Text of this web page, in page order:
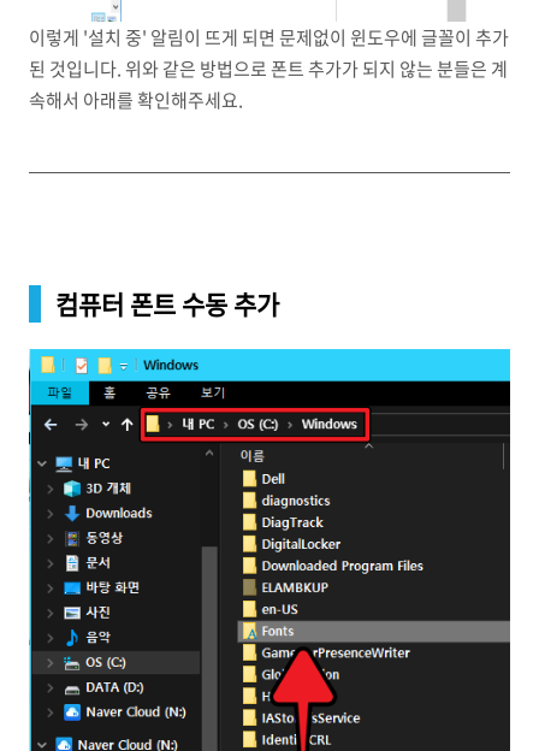
이렇게 '설치 중' 알림이 뜨게 되면 문제없이 윈도우에 글꼴이 추가
된 것입니다. 위와 같은 방법으로 폰트 추가가 되지 않는 분들은 계
속해서 아래를 확인해주세요.
컴퓨터 폰트 수동 추가